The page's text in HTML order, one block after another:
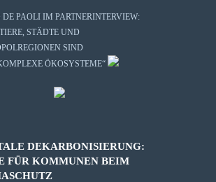
PAOLI IM PARTNERINTERVIEW:
STÄDTE UND
SIND
ÖKOSYSTEME“
DEKARBONISIERUNG:
FÜR KOMMUNEN BEIM